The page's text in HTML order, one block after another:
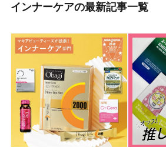
インナーケアの最新記事一覧